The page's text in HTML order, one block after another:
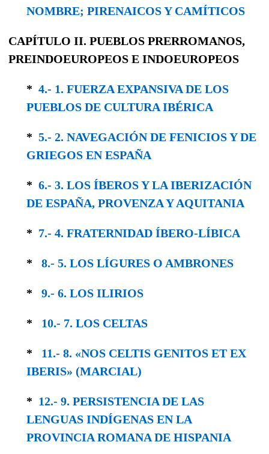
NOMBRE; PIRENAICOS Y CAMÍTICOS
CAPÍTULO II. PUEBLOS PRERROMANOS,
PREINDOEUROPEOS E INDOEUROPEOS
* 4.- 1. FUERZA EXPANSIVA DE LOS
PUEBLOS DE CULTURA IBÉRICA
* 5.- 2. NAVEGACIÓN DE FENICIOS Y DE
GRIEGOS EN ESPAÑA
* 6.- 3. LOS ÍBEROS Y LA IBERIZACIÓN
DE ESPAÑA, PROVENZA Y AQUITANIA
* 7.- 4. FRATERNIDAD ÍBERO-LÍBICA
* 8.- 5. LOS LÍGURES O AMBRONES
* 9.- 6. LOS ILIRIOS
* 10.- 7. LOS CELTAS
* 11.- 8. «NOS CELTIS GENITOS ET EX
IBERIS» (MARCIAL)
* 12.- 9. PERSISTENCIA DE LAS
LENGUAS IN­DÍGENAS EN LA
PROVINCIA ROMANA DE HISPANIA